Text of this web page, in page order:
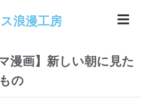
浪漫工房
漫画】新しい朝に見た
の